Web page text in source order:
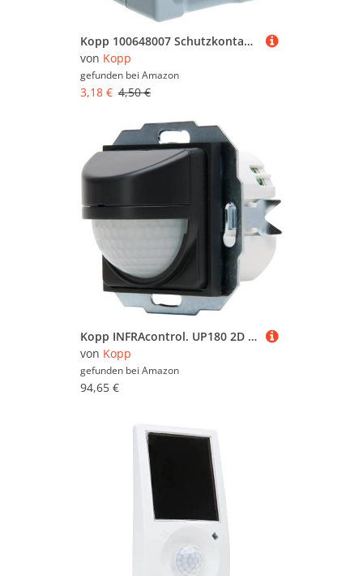
Kopp 100648007 Schutzkontakt-Steckdose 1-fach, Aufputz-Feuchtraum Standard
von Kopp
gefunden bei Amazon
3,18 € 4,50 €
Kopp INFRAcontrol. UP180 2D K anthrazit
von Kopp
gefunden bei Amazon
94,65 €